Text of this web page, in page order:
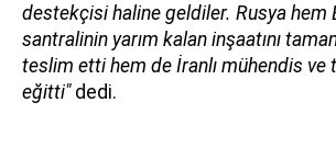
destekçisi haline geldiler. Rusya hem
santralinin yarım kalan inşaatını
teslim etti hem de İranlı mühendis ve
eğitti"dedi.